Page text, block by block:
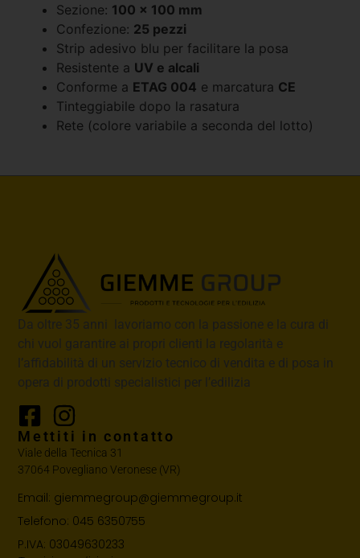
Sezione: 100 × 100 mm
Confezione: 25 pezzi
Strip adesivo blu per facilitare la posa
Resistente a UV e alcali
Conforme a ETAG 004 e marcatura CE
Tinteggiabile dopo la rasatura
Rete (colore variabile a seconda del lotto)
Da oltre 35 anni lavoriamo con la passione e la cura di
chi vuol garantire ai propri clienti la regolarità e
l’affidabilità di un servizio tecnico di vendita e di posa in
opera di prodotti specialistici per l’edilizia
Mettiti in contatto
Viale della Tecnica 31
37064 Povegliano Veronese (VR)
Email: giemmegroup@giemmegroup.it
Telefono: 045 6350755
P.IVA: 03049630233